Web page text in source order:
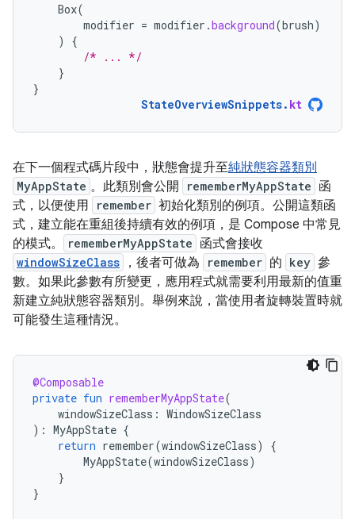
Box(
modifier = modifier .background(brush)
)
{
/* ... */
}
}
StateOverviewSnippets. kt
在下一個程式碼片段中，狀態會提升至純狀態容器類別
MyAppState 。此類別會公開 rememberMyAppState 函
式，以便使用
remember 初始化類別的例項。公開這類函
式，建立能在重組後持續有效的例項，是 Compose 中常見
的模式。
rememberMyAppState 函式會接收
windowSizeClass ，後者可做為 remember 的 key 參
數。如果此參數有所變更，應用程式就需要利用最新的值重
新建立純狀態容器類別。舉例來說，當使用者旋轉裝置時就
可能發生這種情況。
@Composable
private fun rememberMyAppState(
windowSizeClass : WindowSizeClass
): MyAppState {
return remember(windowSizeClass)
{
MyAppState(windowSizeClass)
}
}